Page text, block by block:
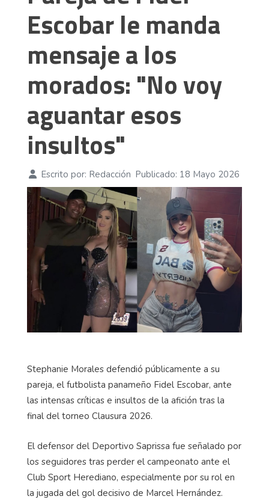
Escobar le manda
mensaje a los
morados: "No voy
aguantar esos
insultos"
Escrito por: Redacción Publicado: 18 Mayo 2026
Stephanie Morales defendió públicamente a su
pareja, el futbolista panameño Fidel Escobar, ante
las intensas críticas e insultos de la afición tras la
final del torneo Clausura 2026.
El defensor del Deportivo Saprissa fue señalado por
los seguidores tras perder el campeonato ante el
Club Sport Herediano, especialmente por su rol en
la jugada del gol decisivo de Marcel Hernández.